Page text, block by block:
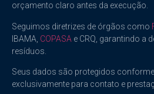
orçamento claro antes da execução.
Seguimos diretrizes de órgãos como
IBAMA, COPASA e CRQ, garantindo a
resíduos.
Seus dados são protegidos conforme
exclusivamente para contato e